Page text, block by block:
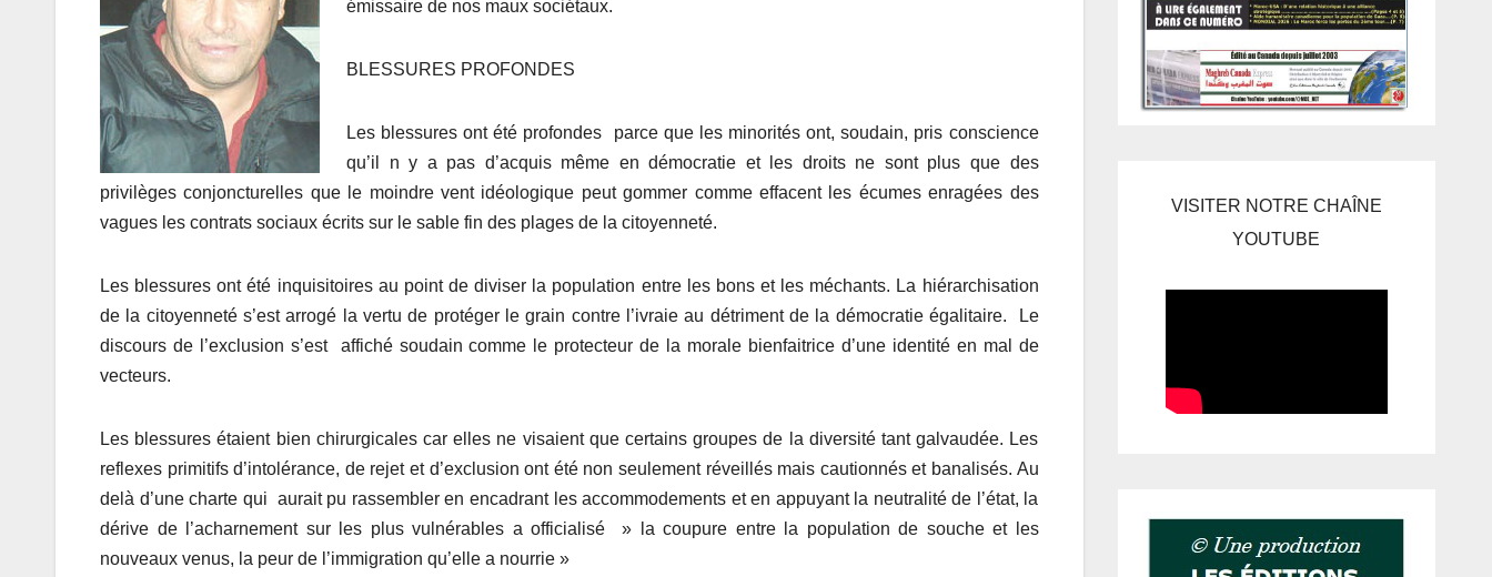
émissaire de nos maux sociétaux.
BLESSURES PROFONDES
Les blessures ont été profondes parce que les minorités ont, soudain, pris conscience
qu’il n y a pas d’acquis même en démocratie et les droits ne sont plus que des
privilèges conjoncturelles que le moindre vent idéologique peut gommer comme effacent les écumes enragées des
vagues les contrats sociaux écrits sur le sable fin des plages de la citoyenneté.
Les blessures ont été inquisitoires au point de diviser la population entre les bons et les méchants. La hiérarchisation
de la citoyenneté s’est arrogé la vertu de protéger le grain contre l’ivraie au détriment de la démocratie égalitaire. Le
discours de l’exclusion s’est affiché soudain comme le protecteur de la morale bienfaitrice d’une identité en mal de
vecteurs.
Les blessures étaient bien chirurgicales car elles ne visaient que certains groupes de la diversité tant galvaudée. Les
reflexes primitifs d’intolérance, de rejet et d’exclusion ont été non seulement réveillés mais cautionnés et banalisés. Au
delà d’une charte qui aurait pu rassembler en encadrant les accommodements et en appuyant la neutralité de l’état, la
dérive de l’acharnement sur les plus vulnérables a officialisé » la coupure entre la population de souche et les
nouveaux venus, la peur de l’immigration qu’elle a nourrie »
VISITER NOTRE CHAÎNE
YOUTUBE